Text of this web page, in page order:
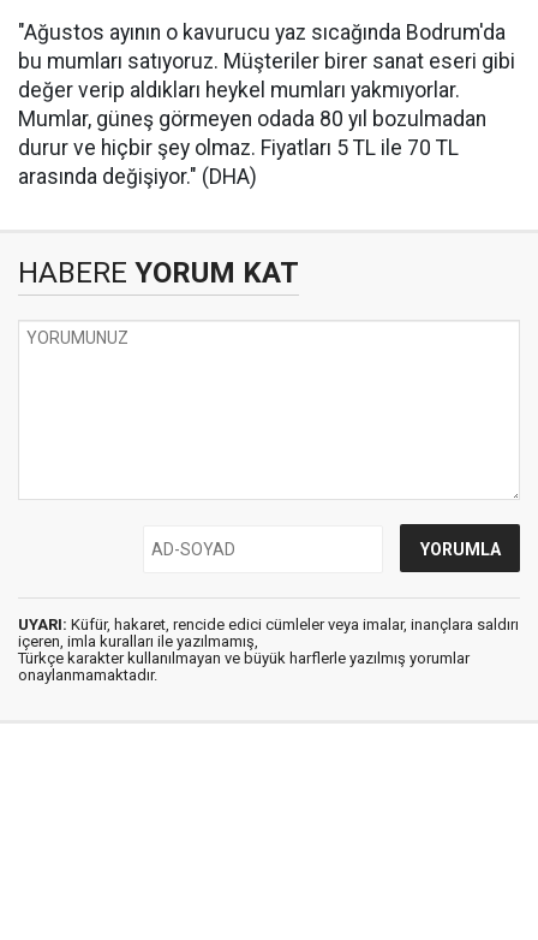
"Ağustos ayının o kavurucu yaz sıcağında Bodrum'da
bu mumları satıyoruz. Müşteriler birer sanat eseri gibi
değer verip aldıkları heykel mumları yakmıyorlar.
Mumlar, güneş görmeyen odada 80 yıl bozulmadan
durur ve hiçbir şey olmaz. Fiyatları 5 TL ile 70 TL
arasında değişiyor." (DHA)
HABERE YORUM KAT
UYARI: Küfür, hakaret, rencide edici cümleler veya imalar, inançlara saldırı
içeren, imla kuralları ile yazılmamış,
Türkçe karakter kullanılmayan ve büyük harflerle yazılmış yorumlar
onaylanmamaktadır.